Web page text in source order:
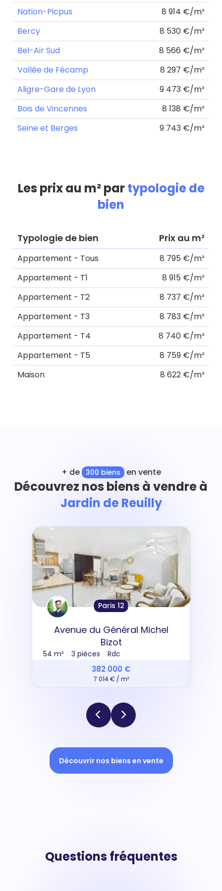
Nation-Picpus
8 914 €/m²
Bercy
8 530 €/m²
Bel-Air Sud
8 566 €/m²
Vallée de Fécamp
8 297 €/m²
Aligre-Gare de Lyon
9 473 €/m²
Bois de Vincennes
8 138 €/m²
Seine et Berges
9 743 €/m²
Les prix au m² partypologie de
bien
Typologie de bien Prix au m²
Appartement - Tous
8 795 €/m²
Appartement - T1
8 915 €/m²
Appartement - T2
8 737 €/m²
Appartement - T3
8 783 €/m²
Appartement - T4
8 740 €/m²
Appartement - T5
8 759 €/m²
Maison
8 622 €/m²
+ de 300 biens en vente
Découvrez nos biens à vendre à
Jardin de Reuilly
Paris 12
Avenue du Général Michel
Bizot
54 m² 3 pièces Rdc
382 000 €
7 014 € / m²
Découvrir nos biens en vente
Questions fréquentes